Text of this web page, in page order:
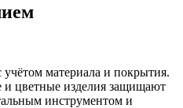
материала и покрытия.
цветные изделия защищают
инструментом и